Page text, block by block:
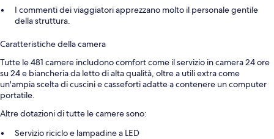
I commenti dei viaggiatori apprezzano molto il personale gentile
della struttura.
Caratteristiche della camera
Tutte le 481 camere includono comfort come il servizio in camera 24 ore
su 24 e biancheria da letto di alta qualità, oltre a utili extra come
un'ampia scelta di cuscini e casseforti adatte a contenere un computer
portatile.
Altre dotazioni di tutte le camere sono:
Servizio riciclo e lampadine a LED